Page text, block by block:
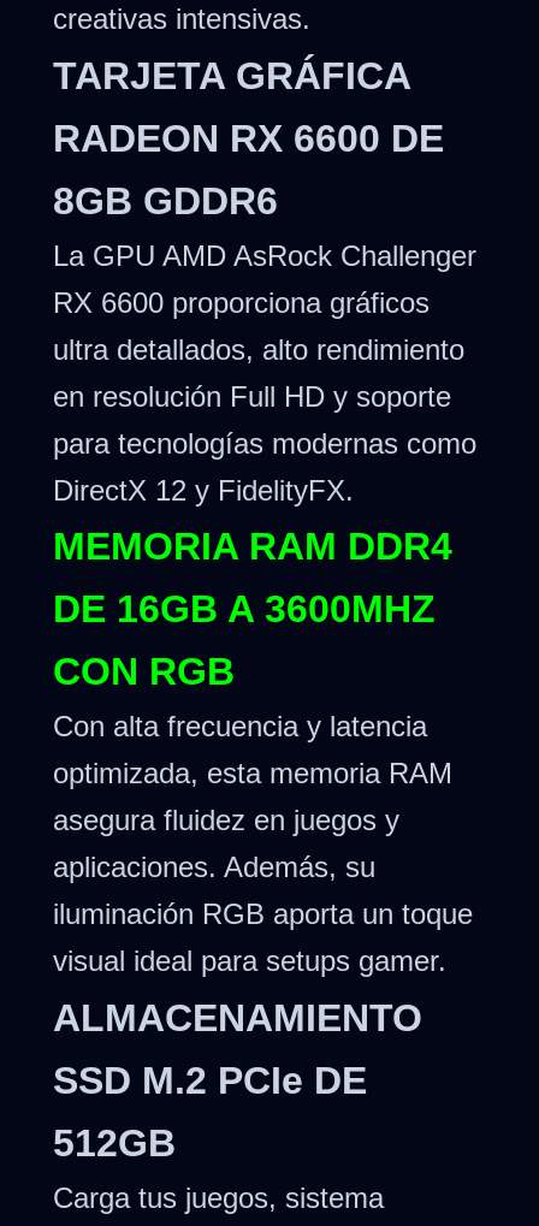
creativas intensivas.
TARJETA GRÁFICA
RADEON RX 6600 DE
8GB GDDR6
La GPU AMD AsRock Challenger
RX 6600 proporciona gráficos
ultra detallados, alto rendimiento
en resolución Full HD y soporte
para tecnologías modernas como
DirectX 12 y FidelityFX.
MEMORIA RAM DDR4
DE 16GB A 3600MHZ
CON RGB
Con alta frecuencia y latencia
optimizada, esta memoria RAM
asegura fluidez en juegos y
aplicaciones. Además, su
iluminación RGB aporta un toque
visual ideal para setups gamer.
ALMACENAMIENTO
SSD M.2 PCIe DE
512GB
Carga tus juegos, sistema